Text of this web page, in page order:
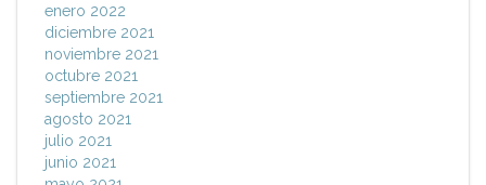
enero 2022
diciembre 2021
noviembre 2021
octubre 2021
septiembre 2021
agosto 2021
julio 2021
junio 2021